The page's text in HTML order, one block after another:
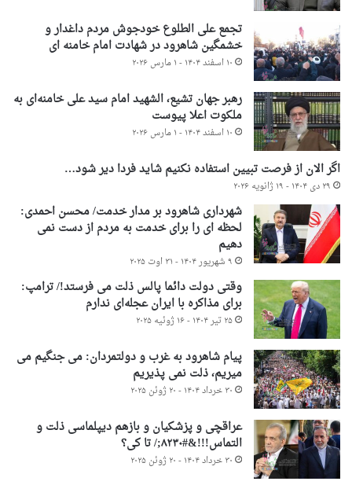
تجمع علی الطلوع خودجوش مردم داغدار و
خشمگین شاهرود در شهادت امام خامنه ای
۱۰ اسفند ۱۴۰۴ - ۱ مارس ۲۰۲۶
رهبر جهان تشیع، الشهید امام سید علی خامنه‌ای به
ملکوت اعلا پیوست
۱۰ اسفند ۱۴۰۴ - ۱ مارس ۲۰۲۶
اگر الان از فرصت تبیین استفاده نکنیم شاید فردا دیر شود…
۲۹ دی ۱۴۰۴ - ۱۹ ژانویه ۲۰۲۶
شهرداری شاهرود بر مدار خدمت/ محسن احمدی:
لحظه ای را برای خدمت به مردم از دست نمی
دهیم
۹ شهریور ۱۴۰۴ - ۳۱ اوت ۲۰۲۵
وقتی دولت دائما پالس ذلت می فرستد!/ ترامپ:
برای مذاکره با ایران عجله‌ای ندارم
۲۵ تیر ۱۴۰۴ - ۱۶ ژوئیه ۲۰۲۵
پیام شاهرود به غرب و دولتمردان: می جنگیم می
میریم، ذلت نمی پذیریم
۳۰ خرداد ۱۴۰۴ - ۲۰ ژوئن ۲۰۲۵
عراقچی و پزشکیان و بازهم دیپلماسی ذلت و
التماس!!!&#۸۲۳۰;/ تا کی؟
۳۰ خرداد ۱۴۰۴ - ۲۰ ژوئن ۲۰۲۵